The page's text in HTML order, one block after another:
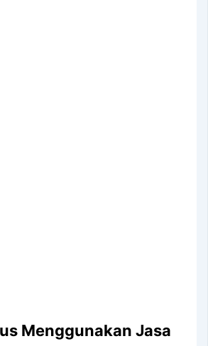
Menggunakan Jasa